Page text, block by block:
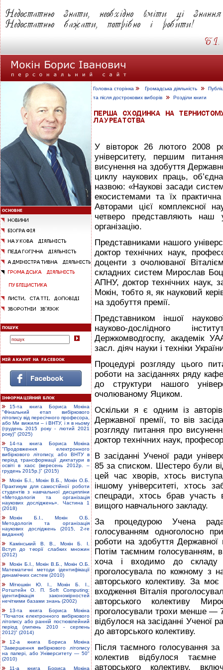
15-та книга Бориса Мокіна
"Фінальний етап вибіркового
літопису від пересічного професора,
або Ми вижили – і ВНТУ, і я в ньому
(грудень 2015 року - лютий 2021
року)" (2025)
14-та книга Бориса Мокіна
"Продовження електронного
вибіркового літопису, або ВНТУ в
період трансформації диктатури в
освіті в хаос (вересень 2012р. –
грудень 2015р.)" (2015)
Мокін Б.І., Мокін В.Б., Мокін О.Б.
Практикум для самостійної роботи
студентів з навчальної дисципліни
«Методологія та організація
наукових досліджень». Частина 1
(2018)
Мокін Б.І., Мокін О.Б.
Методологія та організація
наукових досліджень (2015, 2-ге
видання)
Камінський В. В., Мокін Б. І.
Вступ до теорії слабких множин
(2012)
Мокін Б.І., Мокін В.Б., Мокін О.Б.
Математичні методи ідентифікації
динамічних систем (2010)
Мітюшкін Ю. І., Мокін Б. І.,
Ротштейн О. П. Soft Computing:
ідентифікація закономірностей
нечіткими базами знань (2002)
13-та книга Бориса Мокіна
"Початок електронного вибіркового
літопису або ранній постювілейний
період (липень 2010 - серпень
2012)" (2014)
12-а книга Бориса Мокіна
"Завершення вибіркового літопису
на папері, або Університету — 50"
(2010)
11-а книга Бориса Мокіна
Головна сторінка Громадська діяльність
та після дострокових виборів
Розділи книги
У вівторок 26 лютого 2008
університету, першим
висунення на здобуття
циклу наукових праць,
назвою: «Наукові засади
екосистемами та їх практична
Авторами цієї комплексної
четверо представляють
організацію.
Представниками нашого
доктор технічних наук,
доценти з очолюваної
складних систем Мирослав
АПНУ, доктор технічних наук,
Мокін, тобто я, як науковий
на здобуття премії.
Представником іншої
науково-дослідного
Держкомводгоспу, академік
засл. діяч науки і техніки
Процедурі розгляду цього
роботи на засіданнях ряду
до структури нашого
очолюваному Яциком.
Оскільки я є одним із
Державної премії, то вів
розгляду питання про
доктор технічних наук,
В засіданні Ученої ради
85 за списком. Шестеро були
цей час хворів, хтось
іншому університеті, хтось
спецради, хтось брав участь в
вищого навчального закладу.
За процедурою Учена рада
голосуванням одноголосно
роботи на здобуття Державної
Потім таємним голосуванням,
хоча і входимо до складу
проголосувала по кожному з
авторського колективу. За
входження Віталія
авторського колективу
проголосували трохи менше —
відбулося на засіданні Ученої
до авторського колективу.
Після таємного голосування
колектив відбулося
авторського колективу,